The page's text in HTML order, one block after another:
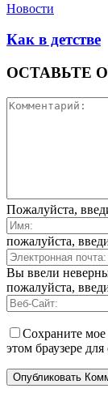
Новости
Как в детстве
ОСТАВЬТЕ
Пожалуйста,
пожалуйста,
Вы ввели
пожалуйста,
Сохраните мое
этом браузере